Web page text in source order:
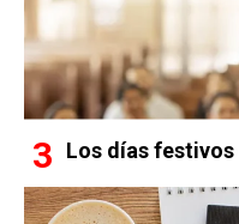
Los días festivos